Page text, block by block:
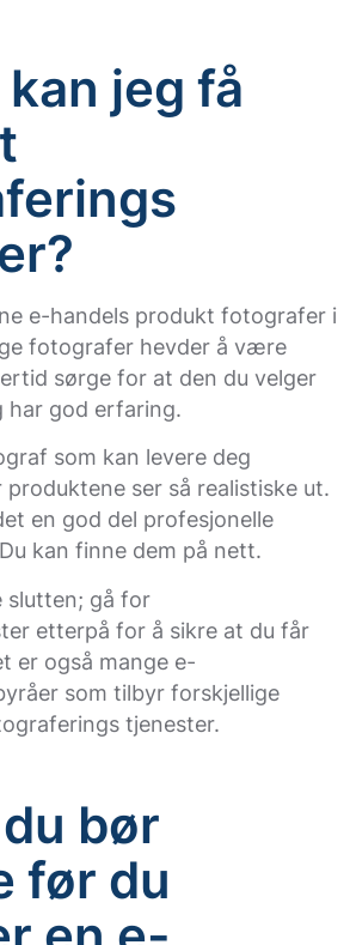
jeg få
e-handels produkt fotografer i
fotografer hevder å være
sørge for at den du velger
har god erfaring.
som kan levere deg
ser så realistiske ut.
en god del profesjonelle
kan finne dem på nett.
slutten; gå for
etterpå for å sikre at du får
er også mange e-
som tilbyr forskjellige
tjenester.
bør
før du